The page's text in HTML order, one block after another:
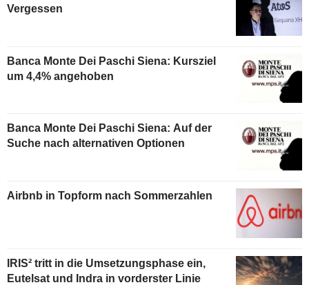
Vergessen
Banca Monte Dei Paschi Siena: Kursziel
um 4,4% angehoben
Banca Monte Dei Paschi Siena: Auf der
Suche nach alternativen Optionen
Airbnb in Topform nach Sommerzahlen
IRIS² tritt in die Umsetzungsphase ein,
Eutelsat und Indra in vorderster Linie